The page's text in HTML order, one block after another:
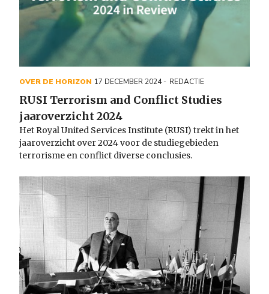
OVER DE HORIZON 17 DECEMBER 2024 REDACTIE
RUSI Terrorism and Conflict Studies
jaaroverzicht 2024
Het Royal United Services Institute (RUSI) trekt in het
jaaroverzicht over 2024 voor de studiegebieden
terrorisme en conflict diverse conclusies.